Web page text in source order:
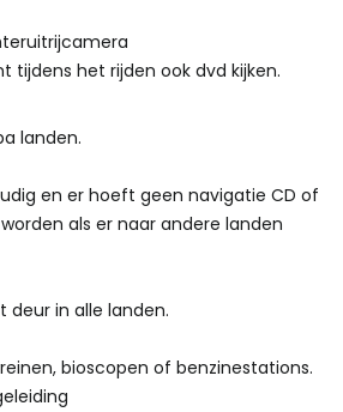
tijdens het rijden ook dvd kijken.
landen.
en er hoeft geen navigatie CD of
als er naar andere landen
deur in alle landen.
bioscopen of benzinestations.